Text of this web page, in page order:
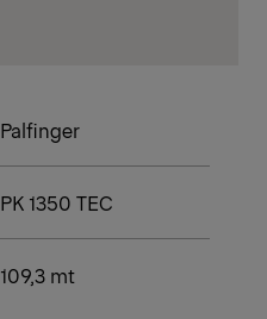
Palfinger
PK 1350 TEC
109,3 mt